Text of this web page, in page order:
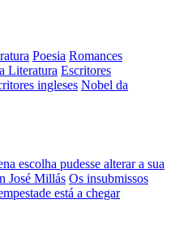
Poesia Romances
Literatura Escritores
ingleses Nobel da
escolha pudesse alterar a sua
José Millás Os insubmissos
está a chegar